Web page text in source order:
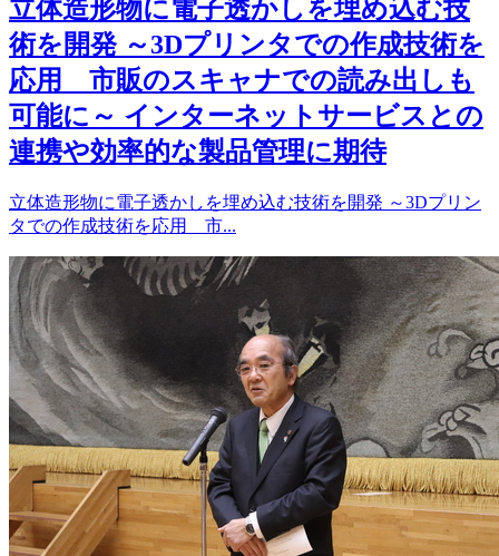
立体造形物に電子透かしを埋め込む技
術を開発 ～3Dプリンタでの作成技術を
応用 市販のスキャナでの読み出しも
可能に～ インターネットサービスとの
連携や効率的な製品管理に期待
立体造形物に電子透かしを埋め込む技術を開発 ～3Dプリン
タでの作成技術を応用 市...